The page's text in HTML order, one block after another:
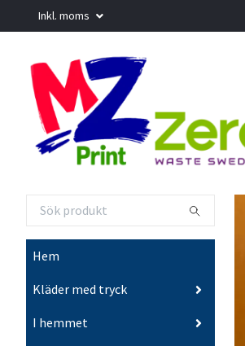
Inkl. moms
Hem
Kläder med tryck
I hemmet